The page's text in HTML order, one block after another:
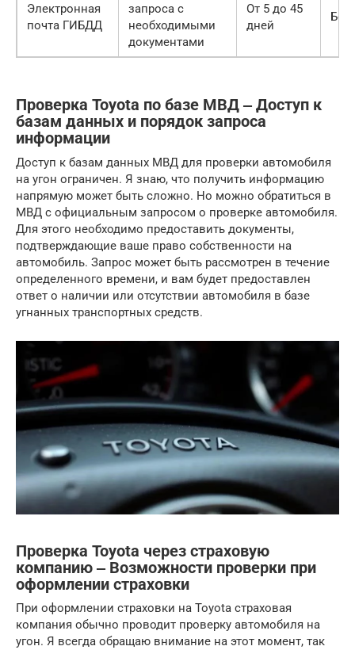
Электронная
почта ГИБДД
запроса с
необходимыми
документами
От 5 до 45
дней
Проверка Toyota по базе МВД ‒ Доступ к
базам данных и порядок запроса
информации
Доступ к базам данных МВД для проверки автомобиля
на угон ограничен. Я знаю, что получить информацию
напрямую может быть сложно. Но можно обратиться в
МВД с официальным запросом о проверке автомобиля.
Для этого необходимо предоставить документы,
подтверждающие ваше право собственности на
автомобиль. Запрос может быть рассмотрен в течение
определенного времени, и вам будет предоставлен
ответ о наличии или отсутствии автомобиля в базе
угнанных транспортных средств.
Проверка Toyota через страховую
компанию ‒ Возможности проверки при
оформлении страховки
При оформлении страховки на Toyota страховая
компания обычно проводит проверку автомобиля на
угон. Я всегда обращаю внимание на этот момент, так